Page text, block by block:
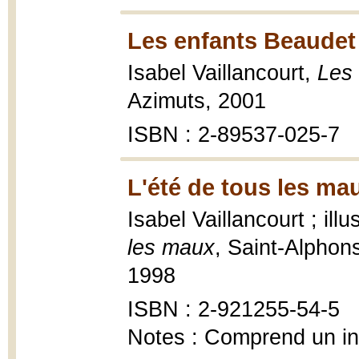
Les enfants Beaudet
Isabel Vaillancourt, Les
Azimuts, 2001
ISBN : 2-89537-025-7
L'été de tous les
Isabel Vaillancourt ;
les maux, Saint-
1998
ISBN : 2-921255-54-5
Notes : Comprend un